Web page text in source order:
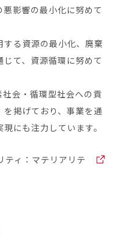
影響の最小化に努めて
する資源の最小化、廃棄
て、資源循環に努めて
会・循環型社会への貢
掲げており、事業を通
にも注力しています。
ティ：マテリアリテ